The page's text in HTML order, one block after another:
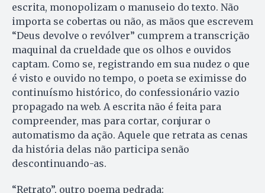
escrita, monopolizam o manuseio do texto. Não
importa se cobertas ou não, as mãos que escrevem
“Deus devolve o revólver” cumprem a transcrição
maquinal da crueldade que os olhos e ouvidos
captam. Como se, registrando em sua nudez o que
é visto e ouvido no tempo, o poeta se eximisse do
continuísmo histórico, do confessionário vazio
propagado na web. A escrita não é feita para
compreender, mas para cortar, conjurar o
automatismo da ação. Aquele que retrata as cenas
da história delas não participa senão
descontinuando-as.
“Retrato”, outro poema pedrada: